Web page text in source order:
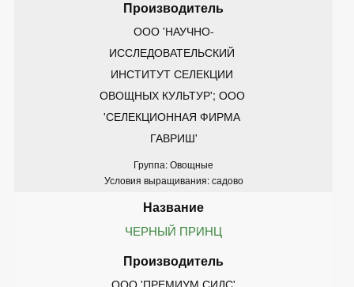
ООО 'НАУЧНО-
ИССЛЕДОВАТЕЛЬСКИЙ
ИНСТИТУТ СЕЛЕКЦИИ
ОВОЩНЫХ КУЛЬТУР'; ООО
'СЕЛЕКЦИОННАЯ ФИРМА
ГАВРИШ'
Группа: Овощные
Условия выращивания: садово
ЧЕРНЫЙ ПРИНЦ
ООО 'ПРЕМИУМ СИДС'